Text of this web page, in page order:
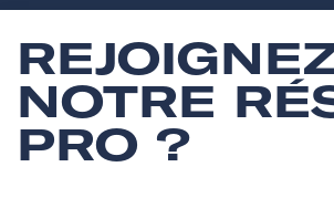
NOTRE
PRO ?